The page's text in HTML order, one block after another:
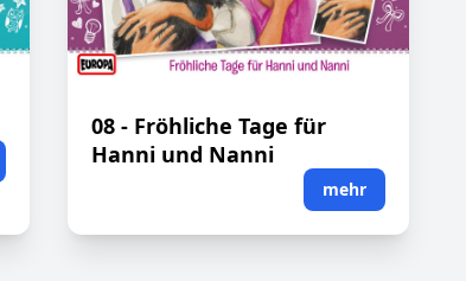
08 - Fröhliche Tage für
Hanni und Nanni
mehr